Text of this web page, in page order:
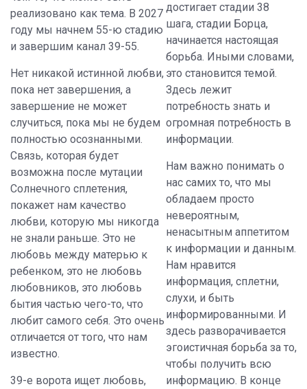
реализовано как тема. В 2027
году мы начнем 55-ю стадию
и завершим канал 39-55.
Нет никакой истинной любви,
пока нет завершения, а
завершение не может
случиться, пока мы не будем
полностью осознанными.
Связь, которая будет
возможна после мутации
Солнечного сплетения,
покажет нам качество
любви, которую мы никогда
не знали раньше. Это не
любовь между матерью к
ребенком, это не любовь
любовников, это любовь
бытия частью чего-то, что
любит самого себя. Это очень
отличается от того, что нам
известно.
39-е ворота ищет любовь,
достигает стадии 38
шага, стадии Борца,
начинается настоящая
борьба. Иными словами,
это становится темой.
Здесь лежит
потребность знать и
огромная потребность в
информации.
Нам важно понимать о
нас самих то, что мы
обладаем просто
невероятным,
ненасытным аппетитом
к информации и данным.
Нам нравится
информация, сплетни,
слухи, и быть
информированными. И
здесь разворачивается
эгоистичная борьба за то,
чтобы получить всю
информацию. В конце